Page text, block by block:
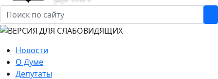
Новости
О Думе
Депутаты